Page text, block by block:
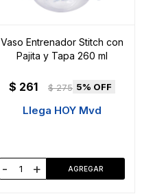
Vaso Entrenador Stitch con
Pajita y Tapa 260 ml
$ 261 $ 275 5
Llega HOY Mvd
- +